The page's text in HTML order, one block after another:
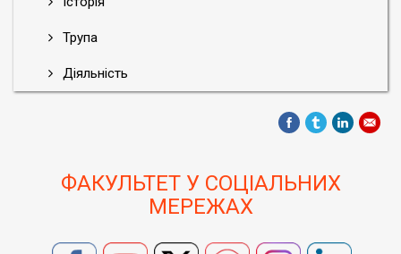
Трупа
Діяльність
ФАКУЛЬТЕТ У СОЦІАЛЬНИХ
МЕРЕЖАХ